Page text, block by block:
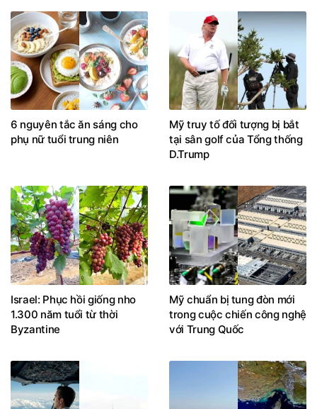
6 nguyên tắc ăn sáng cho
phụ nữ tuổi trung niên
Mỹ truy tố đối tượng bị bắt
tại sân golf của Tổng thống
D.Trump
Israel: Phục hồi giống nho
1.300 năm tuổi từ thời
Byzantine
Mỹ chuẩn bị tung đòn mới
trong cuộc chiến công nghệ
với Trung Quốc